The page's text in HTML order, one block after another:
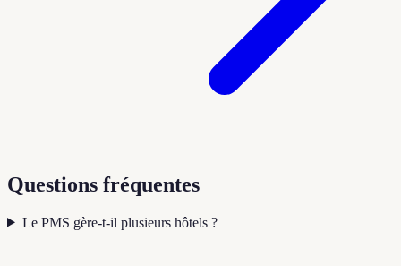
Questions fréquentes
Le PMS gère-t-il plusieurs hôtels ?